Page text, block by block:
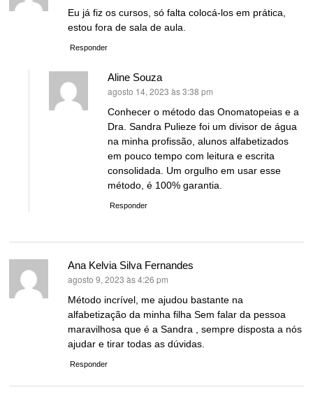
Eu já fiz os cursos, só falta colocá-los em prática,
estou fora de sala de aula.
Responder
Aline Souza
disse:
agosto 14, 2023 às 3:38 pm
Conhecer o método das Onomatopeias e a
Dra. Sandra Pulieze foi um divisor de água
na minha profissão, alunos alfabetizados
em pouco tempo com leitura e escrita
consolidada. Um orgulho em usar esse
método, é 100% garantia.
Responder
Ana Kelvia Silva Fernandes
disse:
agosto 9, 2023 às 4:26 pm
Método incrível, me ajudou bastante na
alfabetização da minha filha Sem falar da pessoa
maravilhosa que é a Sandra , sempre disposta a nós
ajudar e tirar todas as dúvidas.
Responder